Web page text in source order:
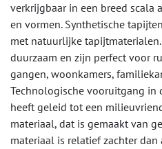
verkrijgbaar in een breed scala
en vormen. Synthetische
met natuurlijke
duurzaam en zijn perfect voor
gangen, woonkamers,
Technologische vooruitgang in
heeft geleid tot een
materiaal, dat is gemaakt van
materiaal is relatief zachter dan